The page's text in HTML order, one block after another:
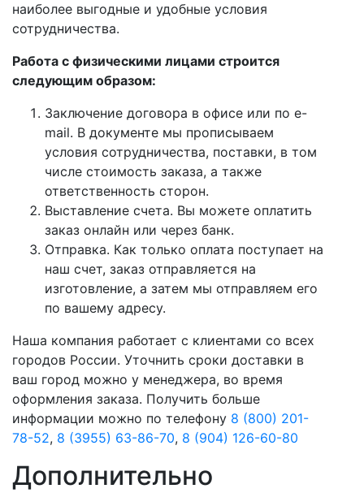
наиболее выгодные и удобные условия
сотрудничества.
Работа с физическими лицами строится
следующим образом:
Заключение договора в офисе или по e-
mail. В документе мы прописываем
условия сотрудничества, поставки, в том
числе стоимость заказа, а также
ответственность сторон.
Выставление счета. Вы можете оплатить
заказ онлайн или через банк.
Отправка. Как только оплата поступает на
наш счет, заказ отправляется на
изготовление, а затем мы отправляем его
по вашему адресу.
Наша компания работает с клиентами со всех
городов России. Уточнить сроки доставки в
ваш город можно у менеджера, во время
оформления заказа. Получить больше
информации можно по телефону 8 (800) 201-
78-52, 8 (3955) 63-86-70, 8 (904) 126-60-80
Дополнительно